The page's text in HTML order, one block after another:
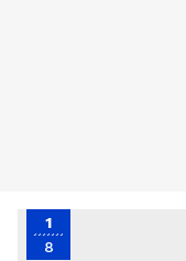
1
8